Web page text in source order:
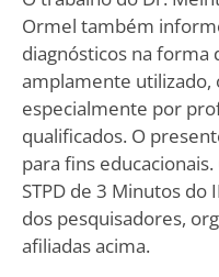
Ormel também
diagnósticos na
amplamente utilizado,
especialmente por
qualificados. O
para fins
STPD de 3 Minutos do
dos pesquisadores,
afiliadas acima.